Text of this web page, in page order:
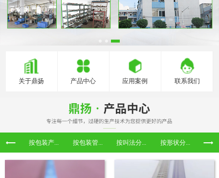
关于鼎扬 产品中心 应用案例 联系我们
按包装产... 按包装管... 按叫法分... 按形状分...